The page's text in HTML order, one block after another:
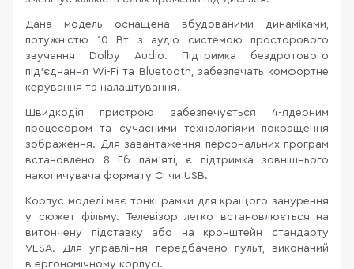
Дана модель оснащена вбудованими динаміками,
потужністю 10 Вт з аудіо системою просторового
звучання Dolby Audio. Підтримка бездротового
під'єднання Wi-Fi та Bluetooth, забезпечать комфортне
керування та налаштування.
Швидкодія пристрою
забезпечується 4-ядерним
процесором та сучасними технологіями покращення
зображення. Для завантаження персональних програм
встановлено 8 Гб пам'яті, є підтримка зовнішнього
накопичувача формату CI чи USB.
Корпус моделі має тонкі рамки для кращого занурення
у сюжет фільму. Телевізор легко встановлюється на
витончену підставку або на кронштейн стандарту
VESA. Для управління передбачено пульт, виконаний
в ергономічному корпусі.